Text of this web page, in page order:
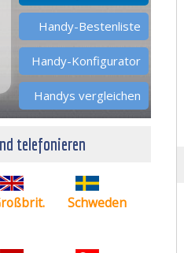
Handy-Bestenliste
Handy-Konfigurator
Handys vergleichen
telefonieren
Schweden